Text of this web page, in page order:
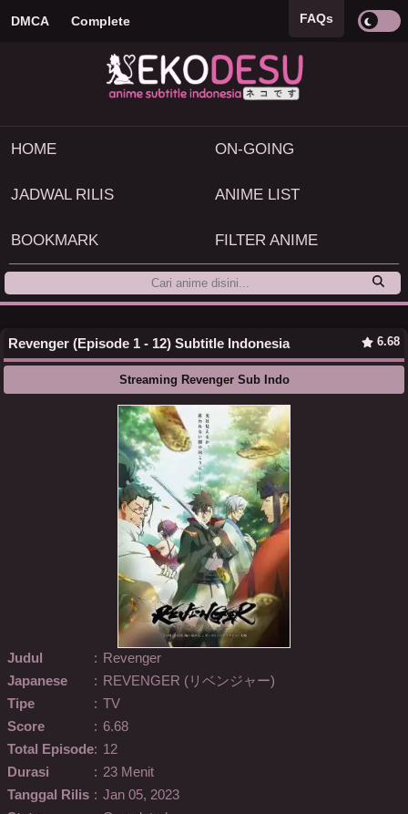
DMCA Complete FAQs
HOME ON-GOING
JADWAL RILIS ANIME LIST
BOOKMARK FILTER ANIME
Revenger (Episode 1 - 12) Subtitle Indonesia 6.68
Streaming Revenger Sub Indo
Judul : Revenger
Japanese
: REVENGER (リベンジャー)
Tipe
: TV
Score
: 6.68
Total Episode: 12
Durasi
: 23 Menit
Tanggal Rilis : Jan 05, 2023